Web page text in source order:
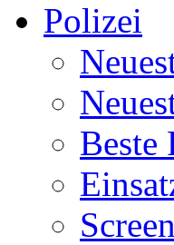
Polizei
Beste